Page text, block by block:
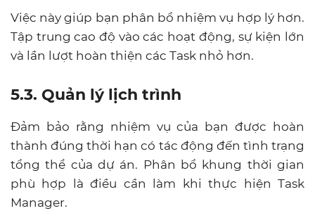
Việc này giúp bạn phân bổ nhiệm vụ hợp lý hơn.
Tập trung cao độ vào các hoạt động, sự kiện lớn
và lần lượt hoàn thiện các Task nhỏ hơn.
5.3. Quản lý lịch trình
Đảm bảo rằng nhiệm vụ của bạn được hoàn
thành đúng thời hạn có tác động đến tình trạng
tổng thể của dự án. Phân bổ khung thời gian
phù hợp là điều cần làm khi thực hiện Task
Manager.